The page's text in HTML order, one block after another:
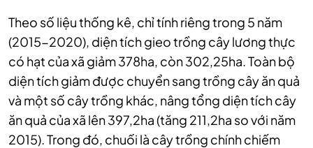
Theo số liệu thống kê, chỉ tính riêng trong 5 năm
(2015-2020), diện tích gieo trồng cây lương thực
có hạt của xã giảm 378ha, còn 302,25ha. Toàn bộ
diện tích giảm được chuyển sang trồng cây ăn quả
và một số cây trồng khác, nâng tổng diện tích cây
ăn quả của xã lên 397,2ha (tăng 211,2ha so với năm
2015). Trong đó, chuối là cây trồng chính chiếm